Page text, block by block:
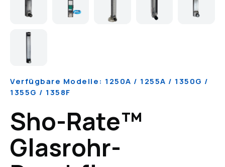
Verfügbare Modelle: 1250A / 1255A / 1350G /
1355G / 1358F
Sho-Rate™
Glasrohr-